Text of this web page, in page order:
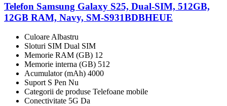
Telefon Samsung Galaxy S25, Dual-SIM, 512GB,
12GB RAM, Navy, SM-S931BDBHEUE
Culoare Albastru
Sloturi SIM Dual SIM
Memorie RAM (GB) 12
Memorie interna (GB) 512
Acumulator (mAh) 4000
Suport S Pen Nu
Categorii de produse Telefoane mobile
Conectivitate 5G Da